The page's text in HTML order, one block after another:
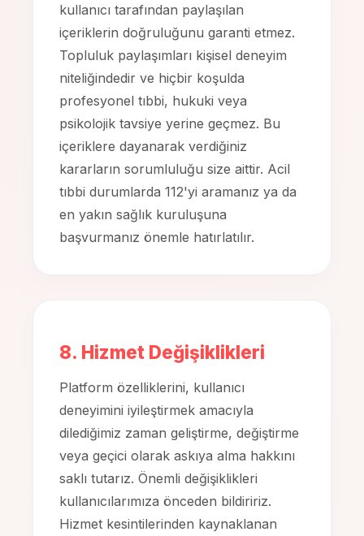
kullanıcı tarafından paylaşılan
içeriklerin doğruluğunu garanti etmez.
Topluluk paylaşımları kişisel deneyim
niteliğindedir ve hiçbir koşulda
profesyonel tıbbi, hukuki veya
psikolojik tavsiye yerine geçmez. Bu
içeriklere dayanarak verdiğiniz
kararların sorumluluğu size aittir. Acil
tıbbi durumlarda 112'yi aramanız ya da
en yakın sağlık kuruluşuna
başvurmanız önemle hatırlatılır.
8. Hizmet Değişiklikleri
Platform özelliklerini, kullanıcı
deneyimini iyileştirmek amacıyla
dilediğimiz zaman geliştirme, değiştirme
veya geçici olarak askıya alma hakkını
saklı tutarız. Önemli değişiklikleri
kullanıcılarımıza önceden bildiririz.
Hizmet kesintilerinden kaynaklanan